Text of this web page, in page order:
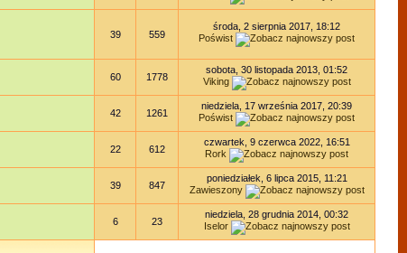
39 559
środa, 2 sierpnia 2017, 18:12
Poświst
60 1778
sobota, 30 listopada 2013, 01:52
Viking
42 1261
niedziela, 17 września 2017, 20:39
Poświst
22 612
czwartek, 9 czerwca 2022, 16:51
Rork
39 847
poniedziałek, 6 lipca 2015, 11:21
Zawieszony
6 23
niedziela, 28 grudnia 2014, 00:32
Iselor